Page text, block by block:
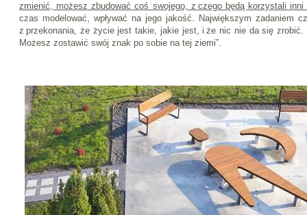
zmienić, możesz zbudować coś swojego, z czego będą korzystali inni
czas modelować, wpływać na jego jakość. Największym zadaniem
z przekonania, że życie jest takie, jakie jest, i że nic nie da się
Możesz zostawić swój znak po sobie na tej ziemi”.